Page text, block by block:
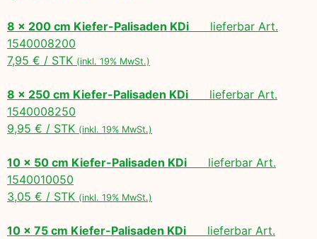
8 x 200 cm Kiefer-Palisaden KDi lieferbar Art.
1540008200
7,95 € / STK (inkl. 19% MwSt.)
8 x 250 cm Kiefer-Palisaden KDi lieferbar Art.
1540008250
9,95 € / STK (inkl. 19% MwSt.)
10 x 50 cm Kiefer-Palisaden KDi lieferbar Art.
1540010050
3,05 € / STK (inkl. 19% MwSt.)
10 x 75 cm Kiefer-Palisaden KDi lieferbar Art.